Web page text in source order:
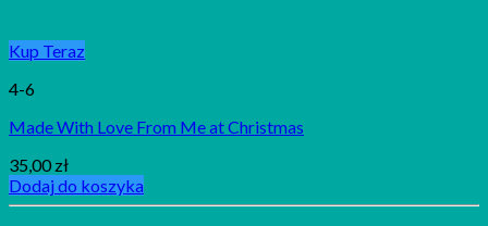
Kup Teraz
4-6
Made With Love From Me at Christmas
35,00 zł
Dodaj do koszyka